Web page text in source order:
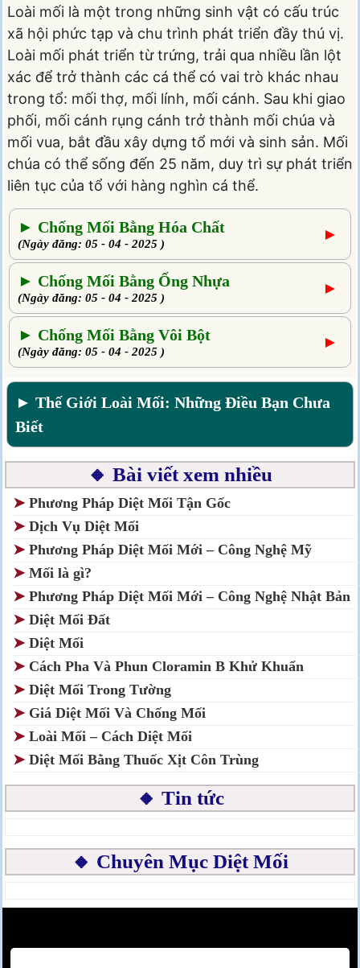
Loài mối là một trong những sinh vật có cấu trúc
xã hội phức tạp và chu trình phát triển đầy thú vị.
Loài mối phát triển từ trứng, trải qua nhiều lần lột
xác để trở thành các cá thể có vai trò khác nhau
trong tổ: mối thợ, mối lính, mối cánh. Sau khi giao
phối, mối cánh rụng cánh trở thành mối chúa và
mối vua, bắt đầu xây dựng tổ mới và sinh sản. Mối
chúa có thể sống đến 25 năm, duy trì sự phát triển
liên tục của tổ với hàng nghìn cá thể.
► Chống Mối Bằng Hóa Chất
(Ngày đăng: 05 - 04 - 2025 )
►
► Chống Mối Bằng Ống Nhựa
(Ngày đăng: 05 - 04 - 2025 )
►
► Chống Mối Bằng Vôi Bột
(Ngày đăng: 05 - 04 - 2025 )
►
► Thế Giới Loài Mối: Những Điều Bạn Chưa
Biết
🔸 Bài viết xem nhiều
➤ Phương Pháp Diệt Mối Tận Gốc
➤ Dịch Vụ Diệt Mối
➤ Phương Pháp Diệt Mối Mới – Công Nghệ Mỹ
➤ Mối là gì?
➤ Phương Pháp Diệt Mối Mới – Công Nghệ Nhật Bản
➤ Diệt Mối Đất
➤ Diệt Mối
➤ Cách Pha Và Phun Cloramin B Khử Khuẩn
➤ Diệt Mối Trong Tường
➤ Giá Diệt Mối Và Chống Mối
➤ Loài Mối – Cách Diệt Mối
➤ Diệt Mối Bằng Thuốc Xịt Côn Trùng
🔸 Tin tức
🔸 Chuyên Mục Diệt Mối